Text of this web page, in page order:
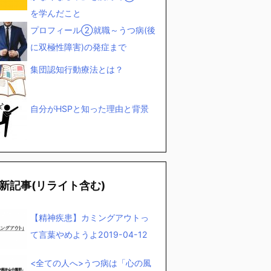
を学んだこと
プロフィール②就職～うつ病(後
に双極性障害)の発症まで
集団認知行動療法とは？
自分がHSPと知った理由と背景
記事(リライト含む)
【精神疾患】カミングアウトっ
て言葉やめようよ 2019-04-12
<全ての人へ>うつ病は「心の風